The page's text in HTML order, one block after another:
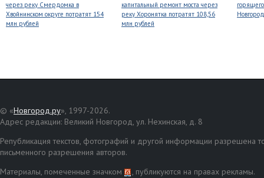
через реку Смердомка в
Хвойнинском округе потратят 154
млн рублей
капитальный ремонт моста через
реку Хоронятка потратят 108,56
млн рублей
© «Новгород.ру», 1997-2026.
Адрес редакции: Великий Новгород, ул. Нехинская, д. 8
Републикация текстов, фотографий и другой информации разрешена
письменного разрешения авторов.
Материалы, помеченные значком
, публикуются на правах рекламы.